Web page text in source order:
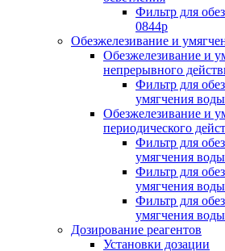
Фильтр для
0844р
Обезжелезивание и
Обезжелезивание и
непрерывного
Фильтр для
умягчения
Обезжелезивание и
периодического
Фильтр для
умягчения
Фильтр для
умягчения
Фильтр для
умягчения
Дозирование реагентов
Установки дозации